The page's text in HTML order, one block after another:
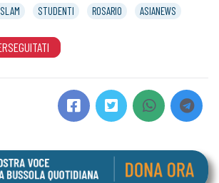
STUDENTI ROSARIO ASIANEWS